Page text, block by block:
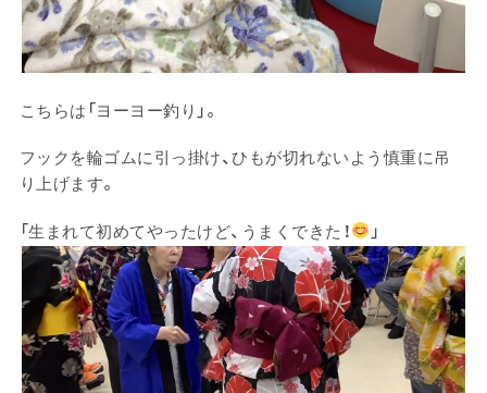
こちらは「ヨーヨー釣り」。
フックを輪ゴムに引っ掛け、ひもが切れないよう慎重に吊
り上げます。
「生まれて初めてやったけど、うまくできた！ 」